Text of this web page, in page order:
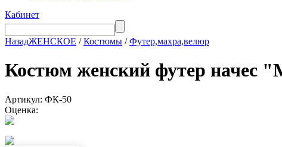
Кабинет
НазадЖЕНСКОЕ /Костюмы /Футер,махра,велюр
Костюм женский футер
Артикул: ФК-50
Оценка: